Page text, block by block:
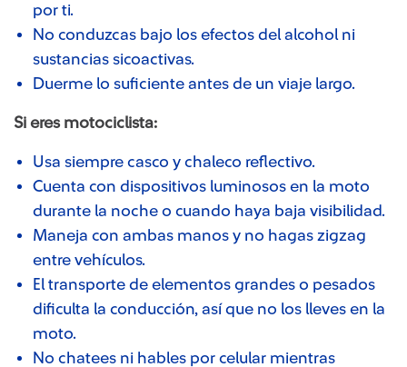
por ti.
No conduzcas bajo los efectos del alcohol ni
sustancias sicoactivas.
Duerme lo suficiente antes de un viaje largo.
Si eres motociclista:
Usa siempre casco y chaleco reflectivo.
Cuenta con dispositivos luminosos en la moto
durante la noche o cuando haya baja visibilidad.
Maneja con ambas manos y no hagas zigzag
entre vehículos.
El transporte de elementos grandes o pesados
dificulta la conducción, así que no los lleves en la
moto.
No chatees ni hables por celular mientras